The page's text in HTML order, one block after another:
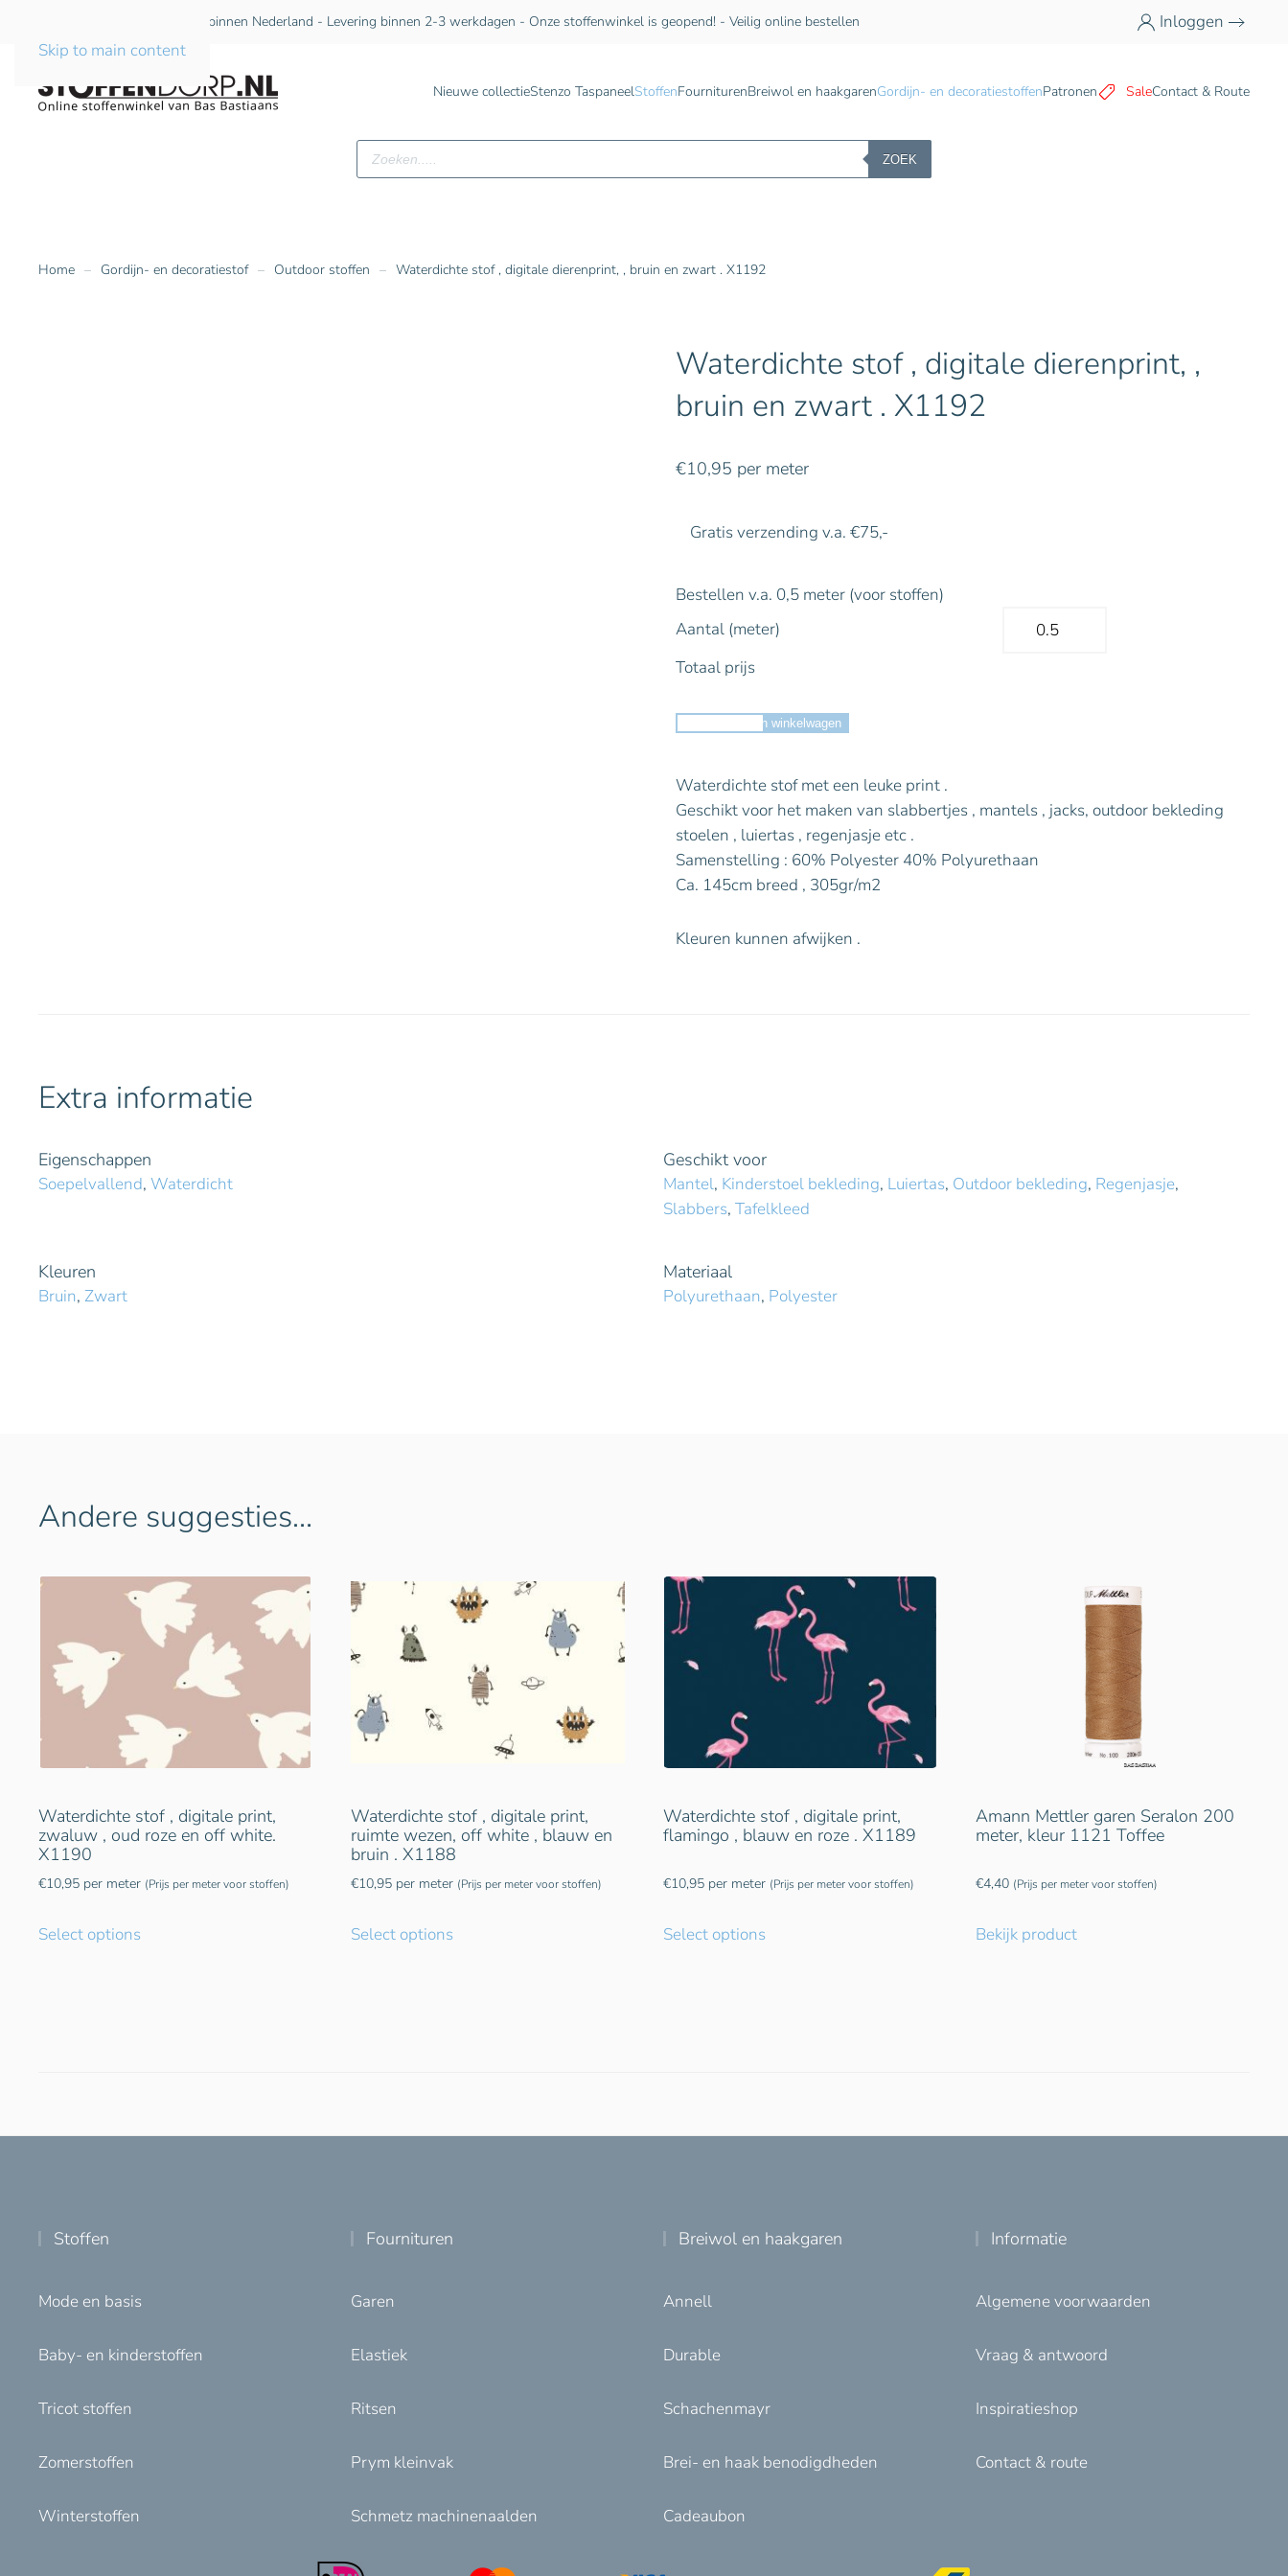
Skip to main content
Gratis verzending vanaf €75 binnen Nederland - Levering binnen 2-3 werkdagen - Onze stoffenwinkel is geopend! - Veilig online bestellen Inloggen
Nieuwe collectieStenzo TaspaneelStoffenFourniturenBreiwol en haakgarenGordijn- en decoratiestoffenPatronen SaleContact & Route
Producten
zoeken
ZOEK
Home Gordijn- en decoratiestof Outdoor stoffen Waterdichte stof , digitale dierenprint, , bruin en zwart . X1192
Waterdichte stof , digitale dierenprint, ,
bruin en zwart . X1192
€10,95 per meter
Gratis verzending v.a. €75,-
Bestellen v.a. 0,5 meter (voor stoffen)
Aantal (meter)
Totaal prijs
Toevoegen aan winkelwagen
Waterdichte stof met een leuke print .
Geschikt voor het maken van slabbertjes , mantels , jacks, outdoor bekleding
stoelen , luiertas , regenjasje etc .
Samenstelling : 60% Polyester 40% Polyurethaan
Ca. 145cm breed , 305gr/m2
Kleuren kunnen afwijken .
Extra informatie
Eigenschappen
Soepelvallend, Waterdicht
Geschikt voor
Mantel, Kinderstoel bekleding, Luiertas, Outdoor bekleding, Regenjasje,
Slabbers, Tafelkleed
Kleuren
Bruin, Zwart
Materiaal
Polyurethaan, Polyester
Andere suggesties…
Waterdichte stof , digitale print,
zwaluw , oud roze en off white.
X1190
€10,95 per meter (Prijs per meter voor stoffen)
Select options
Waterdichte stof , digitale print,
ruimte wezen, off white , blauw en
bruin . X1188
€10,95 per meter (Prijs per meter voor stoffen)
Select options
Waterdichte stof , digitale print,
flamingo , blauw en roze . X1189
€10,95 per meter (Prijs per meter voor stoffen)
Select options
Amann Mettler garen Seralon 200
meter, kleur 1121 Toffee
€4,40 (Prijs per meter voor stoffen)
Bekijk product
Stoffen
Mode en basis
Baby- en kinderstoffen
Tricot stoffen
Zomerstoffen
Winterstoffen
Fournituren
Garen
Elastiek
Ritsen
Prym kleinvak
Schmetz machinenaalden
Breiwol en haakgaren
Annell
Durable
Schachenmayr
Brei- en haak benodigdheden
Cadeaubon
Informatie
Algemene voorwaarden
Vraag & antwoord
Inspiratieshop
Contact & route